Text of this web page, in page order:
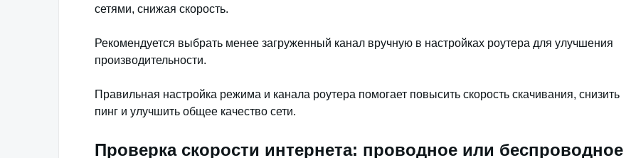
сетями, снижая скорость.
Рекомендуется выбрать менее загруженный канал вручную в настройках роутера для улучшения
производительности.
Правильная настройка режима и канала роутера помогает повысить скорость скачивания, снизить
пинг и улучшить общее качество сети.
Проверка скорости интернета: проводное или беспроводное